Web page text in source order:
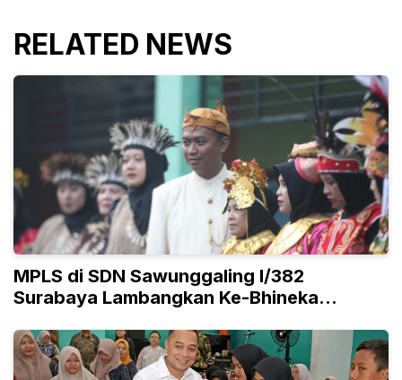
RELATED NEWS
MPLS di SDN Sawunggaling I/382
Surabaya Lambangkan Ke-Bhineka